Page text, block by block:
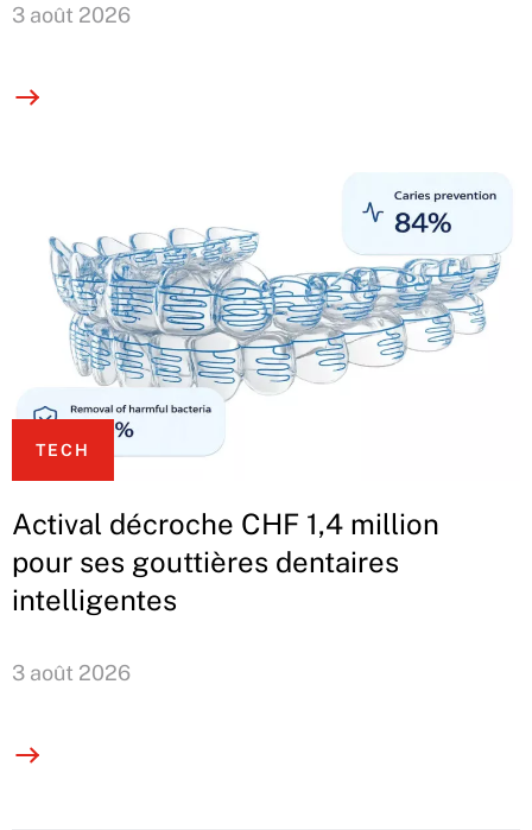
3 août 2026
TECH
Actival décroche CHF 1,4 million
pour ses gouttières dentaires
intelligentes
3 août 2026